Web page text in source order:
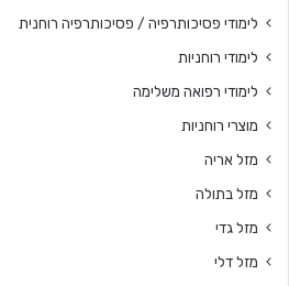
לימודי פסיכותרפיה / פסיכותרפיה רוחנית
לימודי רוחניות
לימודי רפואה משלימה
מוצרי רוחניות
מזל אריה
מזל בתולה
מזל גדי
מזל דלי